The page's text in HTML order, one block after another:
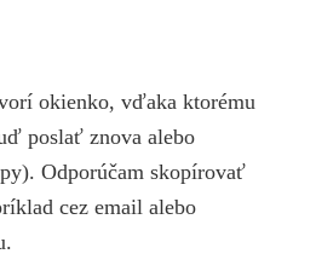
okienko, vďaka ktorému
poslať znova alebo
Odporúčam skopírovať
cez email alebo